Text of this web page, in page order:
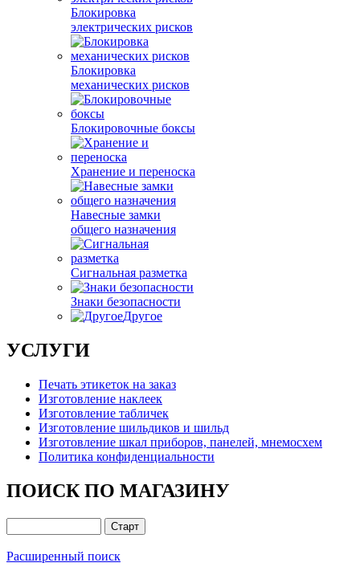
Блокировка
электрических рисков
Блокировка
механических рисков
Блокировочные боксы
Хранение и переноска
Навесные замки
общего назначения
Сигнальная разметка
Знаки безопасности
Другое
УСЛУГИ
Печать этикеток на заказ
Изготовление наклеек
Изготовление табличек
Изготовление шильдиков и шильд
Изготовление шкал приборов, панелей, мнемосхем
Политика конфиденциальности
ПОИСК ПО МАГАЗИНУ
Расширенный поиск